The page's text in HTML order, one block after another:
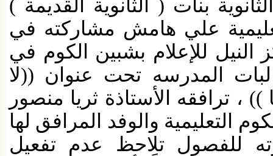
بنات ( الثانوية القديمة )
علي هامش مشاركته في
للإعلام بشبين الكوم في
المدرسه تحت عنوان ((لا
ترافقه الأستاذة ثريا منصور
والوفد المرافق لها
للفصول تلاحظ عدم تفعيل